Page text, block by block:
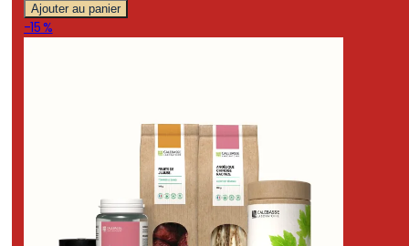
Ajouter au panier
-15 %